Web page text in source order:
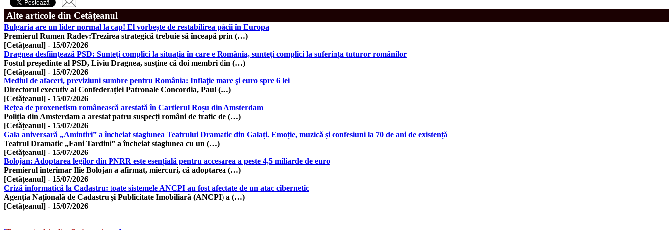
Alte articole din Cetățeanul
Bulgaria are un lider normal la cap! El vorbește de restabilirea păcii în Europa
Premierul Rumen Radev:Trezirea strategică trebuie să înceapă prin (…)
[Cetățeanul] - 15/07/2026
Dragnea desfiinţează PSD: Sunteți complici la situația în care e România, sunteți complici la suferința tuturor românilor
Fostul președinte al PSD, Liviu Dragnea, susține că doi membri din (…)
[Cetățeanul] - 15/07/2026
Mediul de afaceri, previziuni sumbre pentru România: Inflaţie mare şi euro spre 6 lei
Directorul executiv al Confederației Patronale Concordia, Paul (…)
[Cetățeanul] - 15/07/2026
Rețea de proxenetism românească arestată în Cartierul Roșu din Amsterdam
Poliția din Amsterdam a arestat patru suspecți români de trafic de (…)
[Cetățeanul] - 15/07/2026
Gala aniversară „Amintiri” a încheiat stagiunea Teatrului Dramatic din Galați. Emoție, muzică și confesiuni la 70 de ani de existență
Teatrul Dramatic „Fani Tardini” a încheiat stagiunea cu un (…)
[Cetățeanul] - 15/07/2026
Bolojan: Adoptarea legilor din PNRR este esențială pentru accesarea a peste 4,5 miliarde de euro
Premierul interimar Ilie Bolojan a afirmat, miercuri, că adoptarea (…)
[Cetățeanul] - 15/07/2026
Criză informatică la Cadastru: toate sistemele ANCPI au fost afectate de un atac cibernetic
Agenția Națională de Cadastru și Publicitate Imobiliară (ANCPI) a (…)
[Cetățeanul] - 15/07/2026